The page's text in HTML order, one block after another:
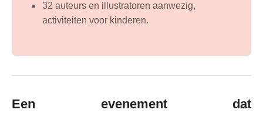
32 auteurs en illustratoren aanwezig,
activiteiten voor kinderen.
Een evenement dat